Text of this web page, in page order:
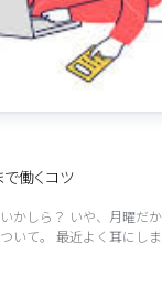
働くコツ
かしら？ いや、月曜だ
いて。 最近よく耳にし